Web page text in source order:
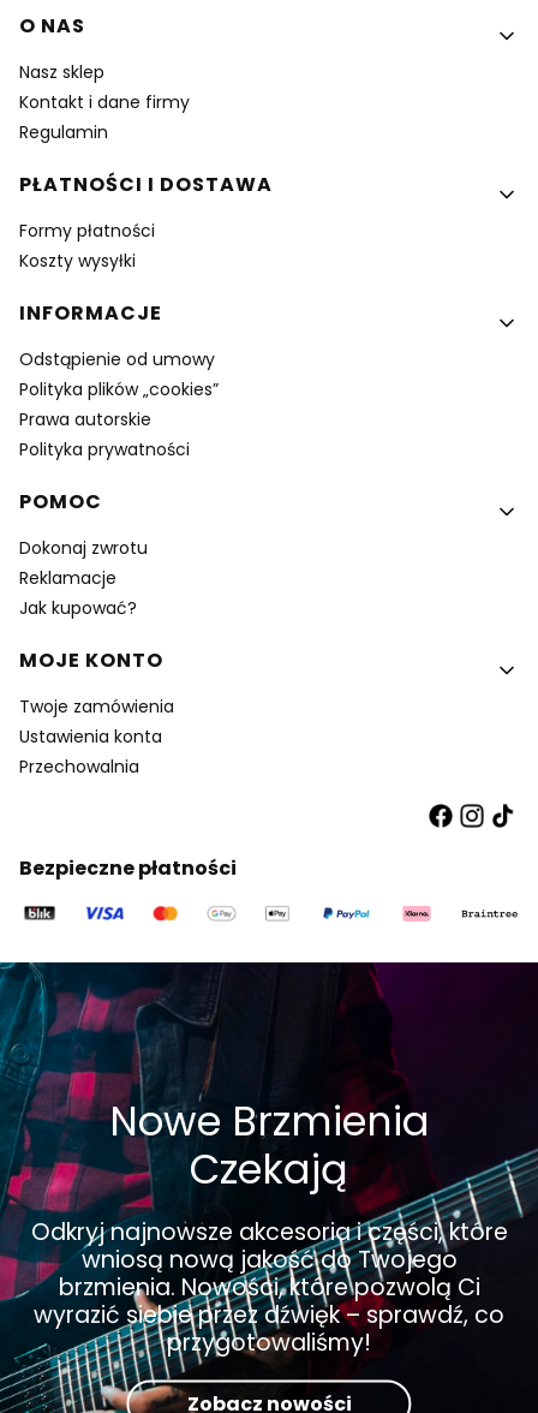
Linki w stopce
O NAS
Nasz sklep
Kontakt i dane firmy
Regulamin
PŁATNOŚCI I DOSTAWA
Formy płatności
Koszty wysyłki
INFORMACJE
Odstąpienie od umowy
Polityka plików „cookies”
Prawa autorskie
Polityka prywatności
POMOC
Dokonaj zwrotu
Reklamacje
Jak kupować?
MOJE KONTO
Twoje zamówienia
Ustawienia konta
Przechowalnia
Bezpieczne płatności
Nowe Brzmienia
Czekają
Odkryj najnowsze akcesoria i części, które
wniosą nową jakość do Twojego
brzmienia. Nowości, które pozwolą Ci
wyrazić siebie przez dźwięk – sprawdź, co
przygotowaliśmy!
Zobacz nowości